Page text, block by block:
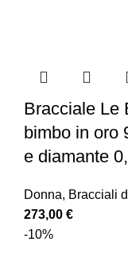
Bracciale Le
bimbo in oro
e diamante
Donna, Bracciali
273,00 €
-10%